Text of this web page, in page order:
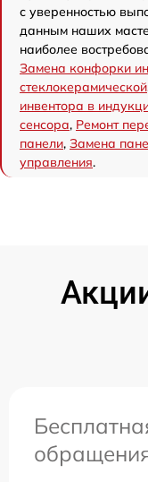
с уверенностью
данным наших
наиболее
Замена конфорки
стеклокерамической
инвентора в
сенсора, Ремонт
панели, Замена
управления.